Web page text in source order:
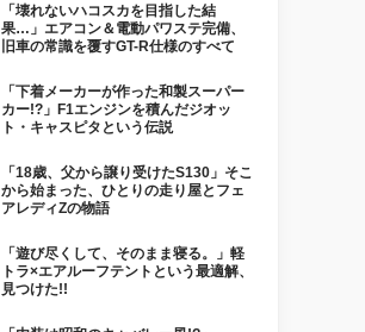
「壊れないハコスカを目指した結
果…」エアコン＆電動パワステ完備、
旧車の常識を覆すGT-R仕様のすべて
「下着メーカーが作った和製スーパー
カー!?」F1エンジンを積んだジオッ
ト・キャスピタという伝説
「18歳、父から譲り受けたS130」そこ
から始まった、ひとりの走り屋とフェ
アレディZの物語
「遊び尽くして、そのまま寝る。」軽
トラ×エアルーフテントという最適解、
見つけた!!